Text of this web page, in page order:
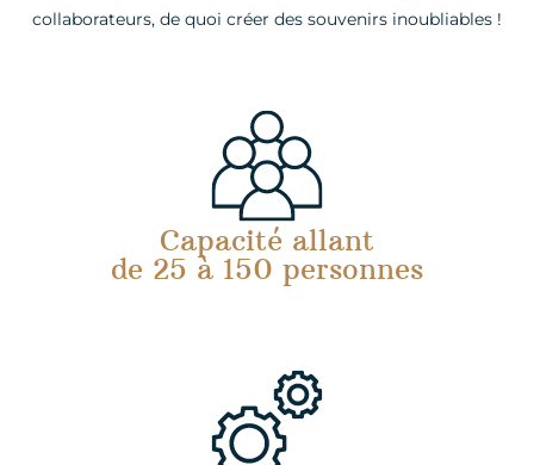
collaborateurs, de quoi créer des souvenirs inoubliables !
Capacité allant
de 25 à 150 personnes